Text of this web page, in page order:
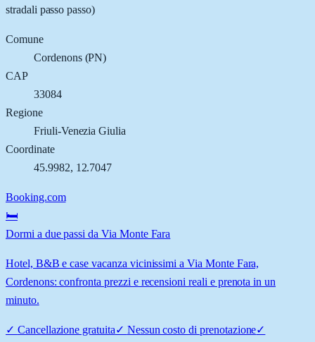
stradali passo passo)
Comune
Cordenons(PN)
CAP
33084
Regione
Friuli-Venezia Giulia
Coordinate
45.9982, 12.7047
Booking.com
🛏️
Dormi a due passi da Via Monte Fara
Hotel, B&B e case vacanza vicinissimi a Via Monte Fara,
Cordenons: confronta prezzi e recensioni reali e prenota in un
minuto.
✓ Cancellazione gratuita✓ Nessun costo di prenotazione✓